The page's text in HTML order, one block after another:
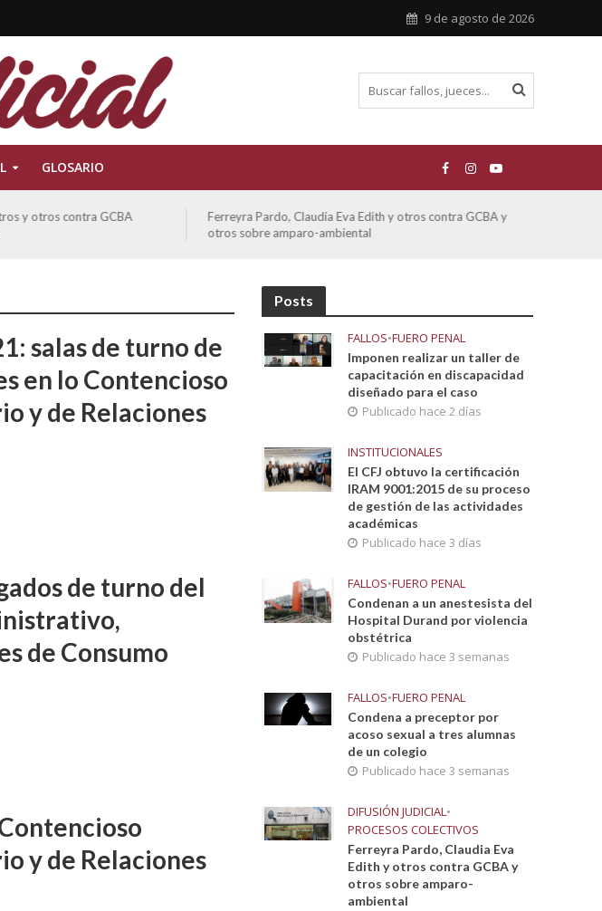
9 de agosto de 2026
GLOSARIO
y otros contra GCBA
Ferreyra Pardo, Claudia Eva Edith y otros contra GCBA y
otros sobre amparo-ambiental
salas de turno de
en lo Contencioso
y de Relaciones
de turno del
de Consumo
y de Relaciones
Posts
FALLOS•FUERO PENAL
Imponen realizar un taller de
capacitación en discapacidad
diseñado para el caso
Publicado hace 2 días
INSTITUCIONALES
El CFJ obtuvo la certificación
IRAM 9001:2015 de su proceso
de gestión de las actividades
académicas
Publicado hace 3 días
FALLOS•FUERO PENAL
Condenan a un anestesista del
Hospital Durand por violencia
obstétrica
Publicado hace 3 semanas
FALLOS•FUERO PENAL
Condena a preceptor por
acoso sexual a tres alumnas
de un colegio
Publicado hace 3 semanas
DIFUSIÓN JUDICIAL•
PROCESOS COLECTIVOS
Ferreyra Pardo, Claudia Eva
Edith y otros contra GCBA y
otros sobre amparo-
ambiental